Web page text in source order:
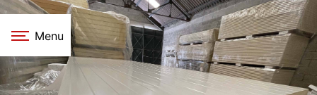
Panneau de gestion des cookies
Menu